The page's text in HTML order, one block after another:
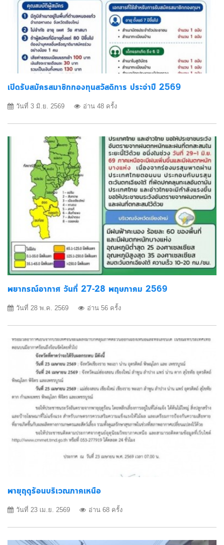
เปิดรับสมัครสมาชิกกองทุนสวัสดิการ ประจำปี 2569
วันที่ 3 มิ.ย. 2569 อ่าน 48 ครั้ง
พยากรณ์อากาศ วันที่ 27-28 พฤษภาคม 2569
วันที่ 28 พ.ค. 2569 อ่าน 56 ครั้ง
พายุฤดูร้อนบริเวณภาคเหนือ
วันที่ 23 เม.ย. 2569 อ่าน 68 ครั้ง